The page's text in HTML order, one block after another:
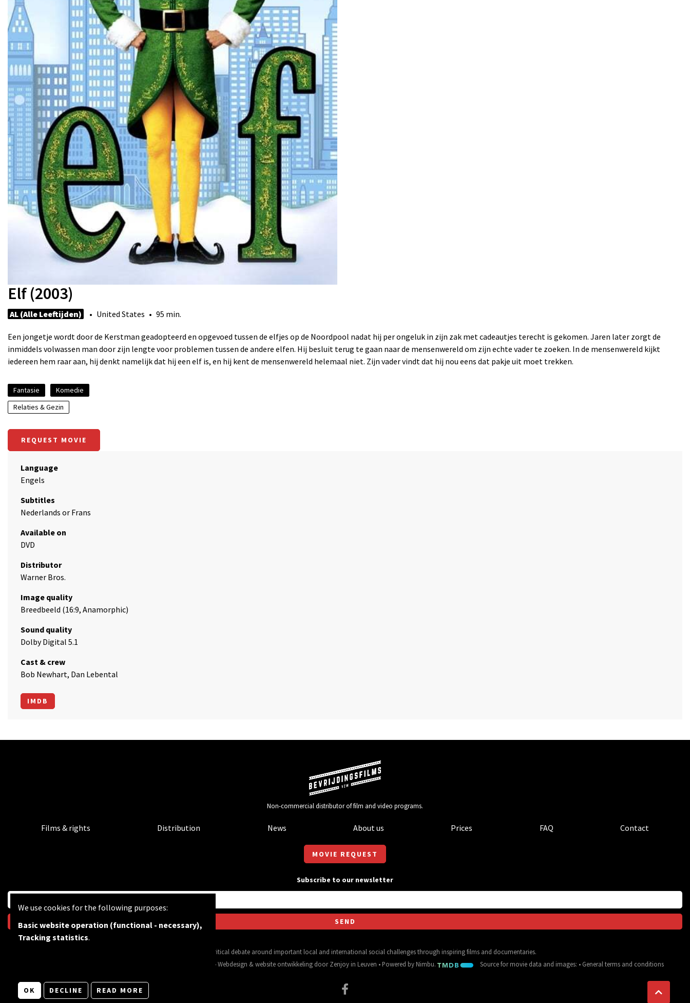
Elf (2003)
AL (Alle Leeftijden) • United States • 95 min.
Een jongetje wordt door de Kerstman geadopteerd en opgevoed tussen de elfjes op de Noordpool nadat hij per ongeluk in zijn zak met cadeautjes terecht is gekomen. Jaren later zorgt de
inmiddels volwassen man door zijn lengte voor problemen tussen de andere elfen. Hij besluit terug te gaan naar de mensenwereld om zijn echte vader te zoeken. In de mensenwereld kijkt
iedereen hem raar aan, hij denkt namelijk dat hij een elf is, en hij kent de mensenwereld helemaal niet. Zijn vader vindt dat hij nou eens dat pakje uit moet trekken.
Fantasie
Komedie
Relaties & Gezin
REQUEST MOVIE
Language
Engels
Subtitles
Nederlands or Frans
Available on
DVD
Distributor
Warner Bros.
Image quality
Breedbeeld (16:9, Anamorphic)
Sound quality
Dolby Digital 5.1
Cast & crew
Bob Newhart, Dan Lebental
IMDB
Non-commercial distributor of film and video programs.
Films & rights Distribution News About us Prices FAQ Contact
MOVIE REQUEST
Subscribe to our newsletter
BF wants to feed the critical debate around important local and international social challenges through inspiring films and documentaries.
•Webdesign &website ontwikkelingdoorZenjoy in Leuven • Powered by Nimbu. Source for movie data and images: • General terms and conditions
We use cookies for the following purposes:
Basic website operation (functional - necessary),
Tracking statistics.
OK DECLINE READ MORE